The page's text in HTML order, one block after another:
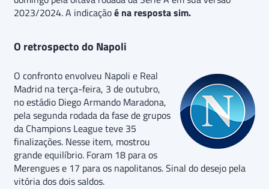
2023/2024. A indicaçãoé na resposta sim.
O retrospecto do Napoli
O confronto envolveu Napoli e Real
Madrid na terça-feira, 3 de outubro,
no estádio Diego Armando Maradona,
pela segunda rodada da fase de grupos
da Champions League teve 35
finalizações. Nesse item, mostrou
grande equilíbrio. Foram 18 para os
Merengues e 17 para os napolitanos. Sinal do desejo pela
vitória dos dois saldos.